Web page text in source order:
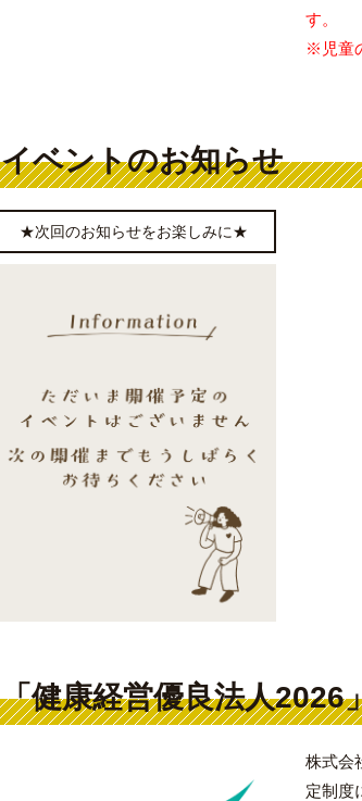
す。
※児童
イベントのお知らせ
★次回のお知らせをお楽しみに★
「健康経営優良法人2026
株式会
定制度